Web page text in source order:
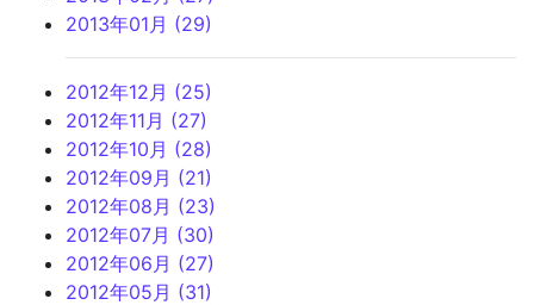
2013年01月 (29)
2012年12月 (25)
2012年11月 (27)
2012年10月 (28)
2012年09月 (21)
2012年08月 (23)
2012年07月 (30)
2012年06月 (27)
2012年05月 (31)